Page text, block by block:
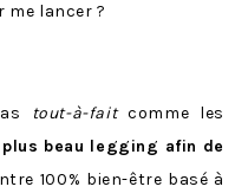
me lancer ?
tout-à-faitcomme les
plus beau legging afin de
100% bien-être basé à